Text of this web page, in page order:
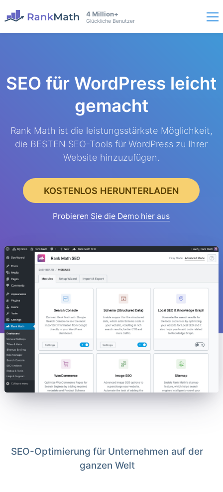
4 Million+
Glückliche Benutzer
SEO für WordPress leicht
gemacht
Rank Math ist die leistungsstärkste Möglichkeit,
die BESTEN SEO-Tools für WordPress zu Ihrer
Website hinzuzufügen.
KOSTENLOS HERUNTERLADEN
Probieren Sie die Demo hier aus
SEO-Optimierung für Unternehmen auf der
ganzen Welt